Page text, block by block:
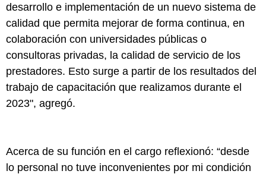
desarrollo e implementación de un nuevo sistema de
calidad que permita mejorar de forma continua, en
colaboración con universidades públicas o
consultoras privadas, la calidad de servicio de los
prestadores. Esto surge a partir de los resultados del
trabajo de capacitación que realizamos durante el
2023", agregó.
Acerca de su función en el cargo reflexionó: “desde
lo personal no tuve inconvenientes por mi condición